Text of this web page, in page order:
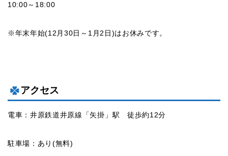
10:00～18:00
※年末年始(12月30日～1月2日)はお休みです。
アクセス
電車：井原鉄道井原線「矢掛」駅 徒歩約12分
駐車場：あり(無料)